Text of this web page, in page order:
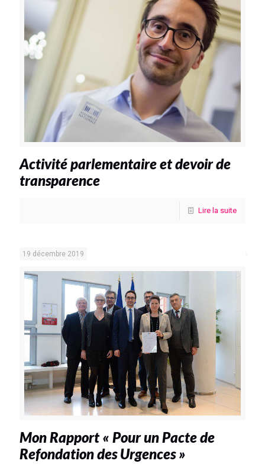
Activité parlementaire et devoir de
transparence
Lire la suite
19 décembre 2019
Mon Rapport « Pour un Pacte de
Refondation des Urgences »